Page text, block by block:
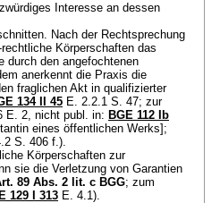
Interesse an dessen
Nach der Rechtsprechung
Körperschaften das
durch den angefochtenen
anerkennt die Praxis die
fraglichen Akt in qualifizierter
134 II 45 E. 2.2.1 S. 47; zur
E. 2, nicht publ. in: BGE 112 Ib
eines öffentlichen Werks];
S. 406 f.).
Körperschaften zur
sie die Verletzung von Garantien
89 Abs. 2 lit. c BGG; zum
129 I 313 E. 4.1).